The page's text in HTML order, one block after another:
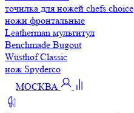
точилка для ножей chefs choice
ножи фронтальные
Leatherman мультитул
Benchmade Bugout
Wüsthof Classic
нож Spyderco
МОСКВА